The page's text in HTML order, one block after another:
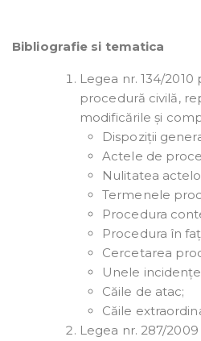
Bibliografie si tematica
Legea nr. 134/
procedură civilă,
modificările și
Dispoziții
Actele de
Nulitatea
Termenele
Procedura
Procedura în
Cercetarea
Unele
Căile de atac;
Căile
Legea nr. 287/